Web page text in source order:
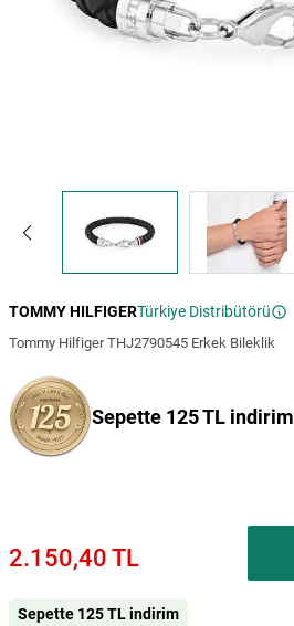
TOMMY HILFIGERTürkiye Distribütörü
Tommy Hilfiger THJ2790545 Erkek Bileklik
Sepette 125 TL indirim
2.150,40 TL
Sepette 125 TL indirim